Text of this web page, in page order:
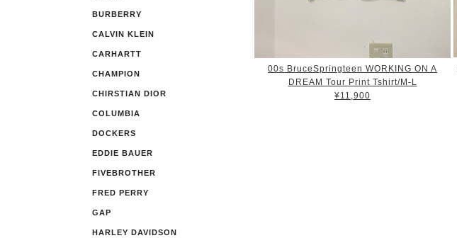
BURBERRY
CALVIN KLEIN
CARHARTT
CHAMPION
CHIRSTIAN DIOR
COLUMBIA
DOCKERS
EDDIE BAUER
FIVEBROTHER
FRED PERRY
GAP
HARLEY DAVIDSON
00s BruceSpringteen WORKING ON A
DREAM Tour Print Tshirt/M-L
¥11,900